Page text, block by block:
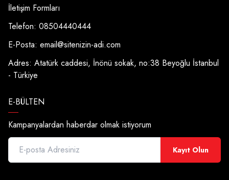
İletişim Formları
Telefon: 08504440444
E-Posta: email@sitenizin-adi.com
Adres: Atatürk caddesi, İnönü sokak, no:38 Beyoğlu İstanbul
- Türkiye
E-BÜLTEN
Kampanyalardan haberdar olmak istiyorum
Kayıt Olun